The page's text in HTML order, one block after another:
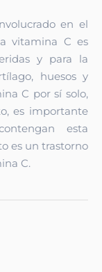
en el
vitamina C es
y para la
huesos y
C por sí solo,
es importante
esta
es un trastorno
C.